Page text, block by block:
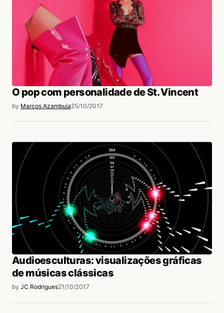
O pop com personalidade de St. Vincent
by Marcos Azambuja25/10/2017
Audioesculturas: visualizações gráficas
de músicas clássicas
by JC Rodrigues21/10/2017